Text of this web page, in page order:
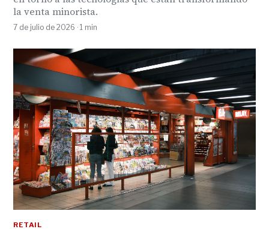
la venta minorista.
7 de julio de 2026 · 1 min
RETAIL